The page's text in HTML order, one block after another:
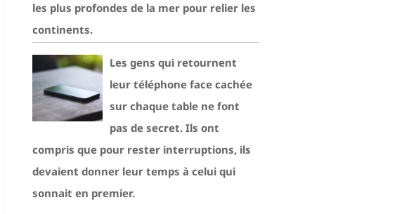
les plus profondes de la mer pour relier les
continents.
Les gens qui retournent
leur téléphone face cachée
sur chaque table ne font
pas de secret. Ils ont
compris que pour rester interruptions, ils
devaient donner leur temps à celui qui
sonnait en premier.